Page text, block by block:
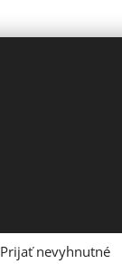
Prijať nevyhnutné